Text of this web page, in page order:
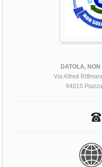
DATOLA, NON
Via Alfred
94015